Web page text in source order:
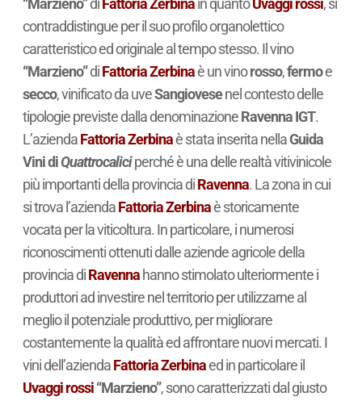
“Marzieno”di Fattoria Zerbinain quantoUvaggi rossi, si
contraddistingue per il suo profilo organolettico
caratteristico ed originale al tempo stesso. Il vino
“Marzieno”diFattoria Zerbinaè un vinorosso,fermoe
secco, vinificato da uveSangiovesenel contesto delle
tipologie previste dalla denominazioneRavenna IGT.
L’aziendaFattoria Zerbinaè stata inserita nellaGuida
Vini diQuattrocaliciperché è una delle realtà vitivinicole
più importanti della provincia diRavenna. La zona in cui
si trova l’aziendaFattoria Zerbinaè storicamente
vocata per la viticoltura. In particolare, i numerosi
riconoscimenti ottenuti dalle aziende agricole della
provincia diRavennahanno stimolato ulteriormente i
produttori ad investire nel territorio per utilizzarne al
meglio il potenziale produttivo, per migliorare
costantemente la qualità ed affrontare nuovi mercati. I
vini dell’aziendaFattoria Zerbinaed in particolare il
Uvaggi rossi“Marzieno”, sono caratterizzati dal giusto